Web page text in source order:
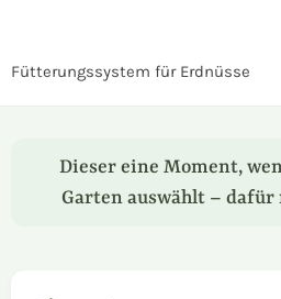
Fütterungssystem für Erdnüsse
Dieser eine Moment,
Garten auswählt – dafür